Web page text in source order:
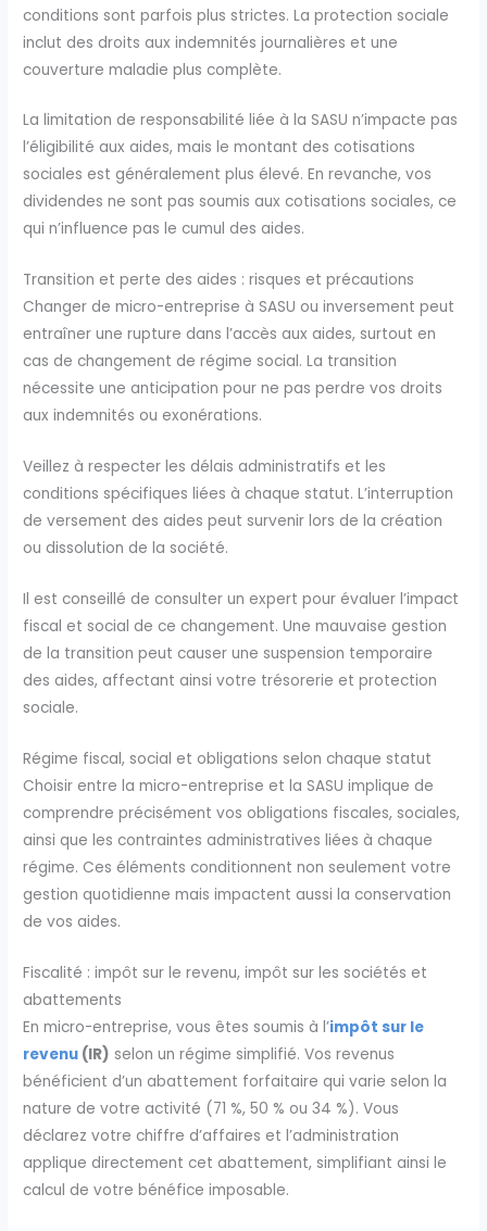
conditions sont parfois plus strictes. La protection sociale
inclut des droits aux indemnités journalières et une
couverture maladie plus complète.
La limitation de responsabilité liée à la SASU n’impacte pas
l’éligibilité aux aides, mais le montant des cotisations
sociales est généralement plus élevé. En revanche, vos
dividendes ne sont pas soumis aux cotisations sociales, ce
qui n’influence pas le cumul des aides.
Transition et perte des aides : risques et précautions
Changer de micro-entreprise à SASU ou inversement peut
entraîner une rupture dans l’accès aux aides, surtout en
cas de changement de régime social. La transition
nécessite une anticipation pour ne pas perdre vos droits
aux indemnités ou exonérations.
Veillez à respecter les délais administratifs et les
conditions spécifiques liées à chaque statut. L’interruption
de versement des aides peut survenir lors de la création
ou dissolution de la société.
Il est conseillé de consulter un expert pour évaluer l’impact
fiscal et social de ce changement. Une mauvaise gestion
de la transition peut causer une suspension temporaire
des aides, affectant ainsi votre trésorerie et protection
sociale.
Régime fiscal, social et obligations selon chaque statut
Choisir entre la micro-entreprise et la SASU implique de
comprendre précisément vos obligations fiscales, sociales,
ainsi que les contraintes administratives liées à chaque
régime. Ces éléments conditionnent non seulement votre
gestion quotidienne mais impactent aussi la conservation
de vos aides.
Fiscalité : impôt sur le revenu, impôt sur les sociétés et
abattements
En micro-entreprise, vous êtes soumis à l’impôt sur le
revenu (IR) selon un régime simplifié. Vos revenus
bénéficient d’un abattement forfaitaire qui varie selon la
nature de votre activité (71 %, 50 % ou 34 %). Vous
déclarez votre chiffre d’affaires et l’administration
applique directement cet abattement, simplifiant ainsi le
calcul de votre bénéfice imposable.